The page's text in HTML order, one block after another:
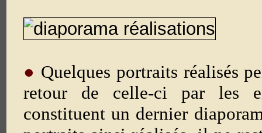
● Quelques portraits réalisés
retour de celle-ci par les
constituent un dernier